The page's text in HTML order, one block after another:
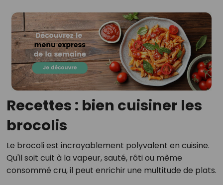
Recettes : bien cuisiner les
brocolis
Le brocoli est incroyablement polyvalent en cuisine.
Qu'il soit cuit à la vapeur, sauté, rôti ou même
consommé cru, il peut enrichir une multitude de plats.